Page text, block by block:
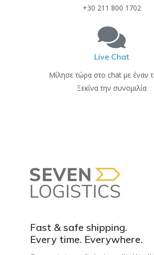
+30 211 800 1702
Live Chat
Μίλησε τώρα στο chat με έναν
Ξεκίνα την συνομιλία
Fast & safe shipping.
Every time. Everywhere.